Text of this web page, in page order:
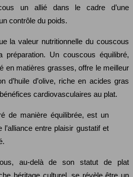
un allié dans le cadre d’une
contrôle du poids.
la valeur nutritionnelle du couscous
préparation. Un couscous équilibré,
en matières grasses, offre le meilleur
d’huile d’olive, riche en acides gras
cardiovasculaires au plat.
de manière équilibrée, est un
entre plaisir gustatif et
au-delà de son statut de plat